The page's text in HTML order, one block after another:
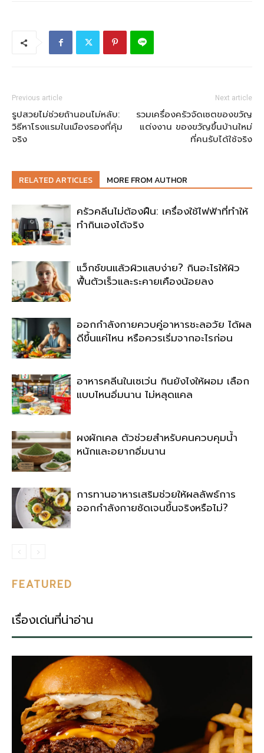
Previous article
รูปสวยไม่ช่วยถ้านอนไม่หลับ:
วิธีหาโรงแรมในเมืองรองที่คุ้ม
จริง
Next article
รวมเครื่องครัวจัดเซตของขวัญ
แต่งงาน ของขวัญขึ้นบ้านใหม่
ที่คนรับได้ใช้จริง
RELATED ARTICLES MORE FROM AUTHOR
ครัวคลีนไม่ต้องฝืน: เครื่องใช้ไฟฟ้าที่ทำให้
ทำกินเองได้จริง
แว็กซ์ขนแล้วผิวแสบง่าย? กินอะไรให้ผิว
ฟื้นตัวเร็วและระคายเคืองน้อยลง
ออกกำลังกายควบคู่อาหารชะลอวัย ได้ผล
ดีขึ้นแค่ไหน หรือควรเริ่มจากอะไรก่อน
อาหารคลีนในเซเว่น กินยังไงให้ผอม เลือก
แบบไหนอิ่มนาน ไม่หลุดแคล
ผงผักเคล ตัวช่วยสำหรับคนควบคุมน้ำ
หนักและอยากอิ่มนาน
การทานอาหารเสริมช่วยให้ผลลัพธ์การ
ออกกำลังกายชัดเจนขึ้นจริงหรือไม่?
FEATURED
เรื่องเด่นที่น่าอ่าน